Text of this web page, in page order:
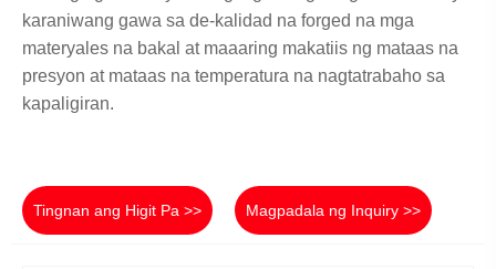
karaniwang gawa sa de-kalidad na forged na mga
materyales na bakal at maaaring makatiis ng mataas na
presyon at mataas na temperatura na nagtatrabaho sa
kapaligiran.
Tingnan ang Higit Pa >> Magpadala ng Inquiry >>